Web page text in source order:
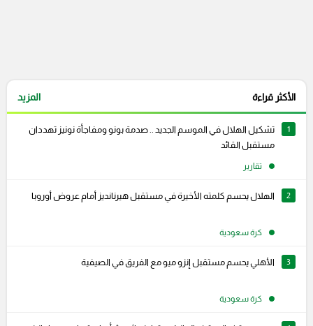
الأكثر قراءة المزيد
1
تشكيل الهلال في الموسم الجديد .. صدمة بونو ومفاجأة نونيز تهددان
مستقبل القائد
تقارير
2 الهلال يحسم كلمته الأخيرة في مستقبل هيرنانديز أمام عروض أوروبا
كرة سعودية
3 الأهلي يحسم مستقبل إنزو ميو مع الفريق في الصيفية
كرة سعودية